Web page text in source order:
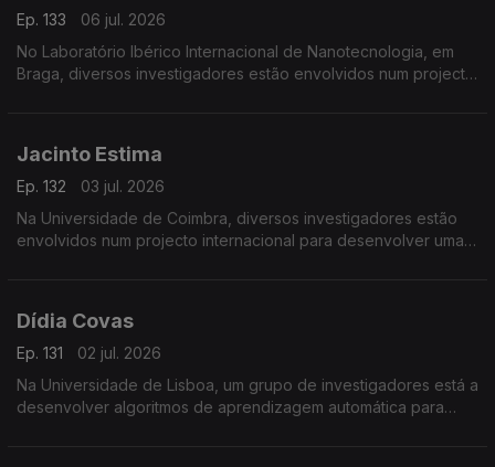
Ep. 133
06 jul. 2026
No Laboratório Ibérico Internacional de Nanotecnologia, em
Braga, diversos investigadores estão envolvidos num projecto
Jacinto Estima
Ep. 132
03 jul. 2026
Na Universidade de Coimbra, diversos investigadores estão
envolvidos num projecto internacional para desenvolver uma
Dídia Covas
Ep. 131
02 jul. 2026
Na Universidade de Lisboa, um grupo de investigadores está a
desenvolver algoritmos de aprendizagem automática para